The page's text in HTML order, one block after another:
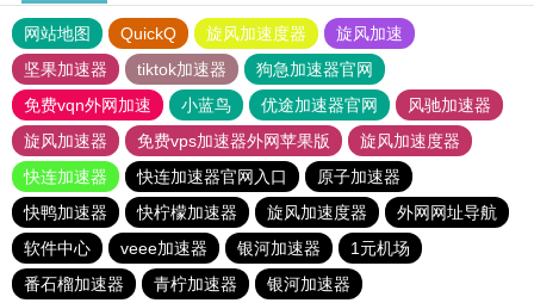
网站地图 QuickQ 旋风加速度器
旋风加速
坚果加速器
tiktok加速器
狗急加速器官网
免费vqn外网加速
小蓝鸟 优途加速器官网
风驰加速器
旋风加速器
免费vps加速器外网苹果版
旋风加速度器
快连加速器
快连加速器官网入口
原子加速器
快鸭加速器
快柠檬加速器 旋风加速度器
外网网址导航
软件中心
veee加速器 银河加速器
1元机场
番石榴加速器
青柠加速器 银河加速器